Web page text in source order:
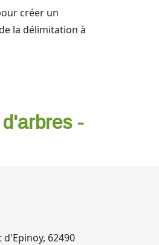
créer un
la délimitation à
-
62490